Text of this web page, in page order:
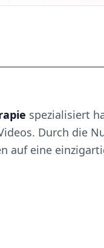
spezialisiert
Durch die
auf eine